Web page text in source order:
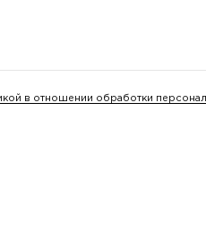
в отношении обработки